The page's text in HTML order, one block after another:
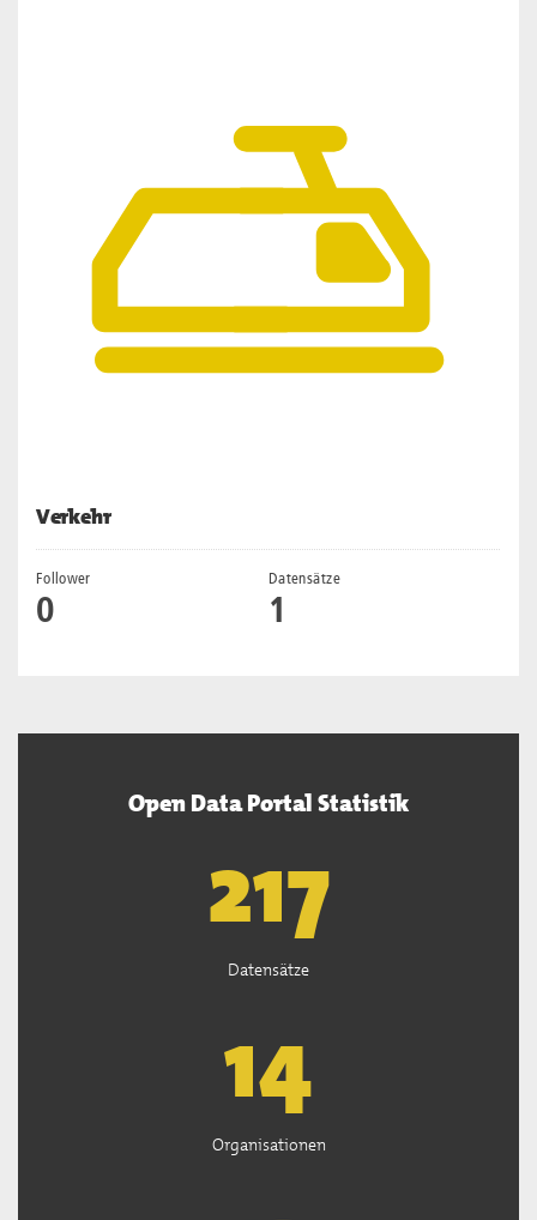
Verkehr
Follower
0
Datensätze
1
Open Data Portal Statistik
219
Datensätze
14
Organisationen